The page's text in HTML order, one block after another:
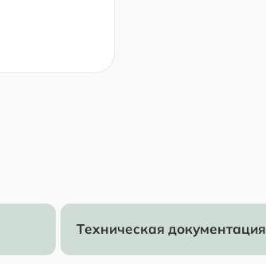
Техническая документация